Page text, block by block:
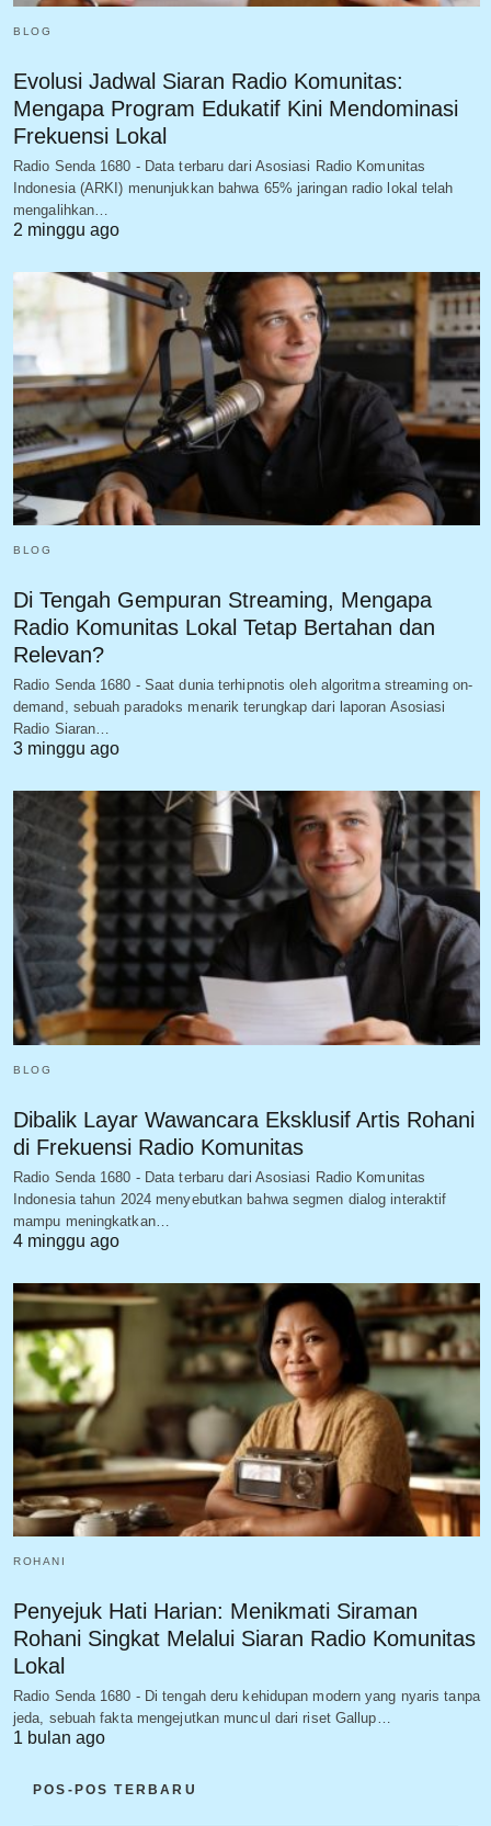
BLOG
Evolusi Jadwal Siaran Radio Komunitas:
Mengapa Program Edukatif Kini Mendominasi
Frekuensi Lokal
Radio Senda 1680 - Data terbaru dari Asosiasi Radio Komunitas
Indonesia (ARKI) menunjukkan bahwa 65% jaringan radio lokal telah
mengalihkan…
2 minggu ago
BLOG
Di Tengah Gempuran Streaming, Mengapa
Radio Komunitas Lokal Tetap Bertahan dan
Relevan?
Radio Senda 1680 - Saat dunia terhipnotis oleh algoritma streaming on-
demand, sebuah paradoks menarik terungkap dari laporan Asosiasi
Radio Siaran…
3 minggu ago
BLOG
Dibalik Layar Wawancara Eksklusif Artis Rohani
di Frekuensi Radio Komunitas
Radio Senda 1680 - Data terbaru dari Asosiasi Radio Komunitas
Indonesia tahun 2024 menyebutkan bahwa segmen dialog interaktif
mampu meningkatkan…
4 minggu ago
ROHANI
Penyejuk Hati Harian: Menikmati Siraman
Rohani Singkat Melalui Siaran Radio Komunitas
Lokal
Radio Senda 1680 - Di tengah deru kehidupan modern yang nyaris tanpa
jeda, sebuah fakta mengejutkan muncul dari riset Gallup…
1 bulan ago
POS-POS TERBARU